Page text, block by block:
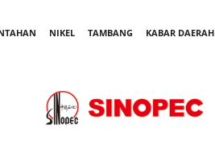
NIKEL TAMBANG KABAR DAERAH